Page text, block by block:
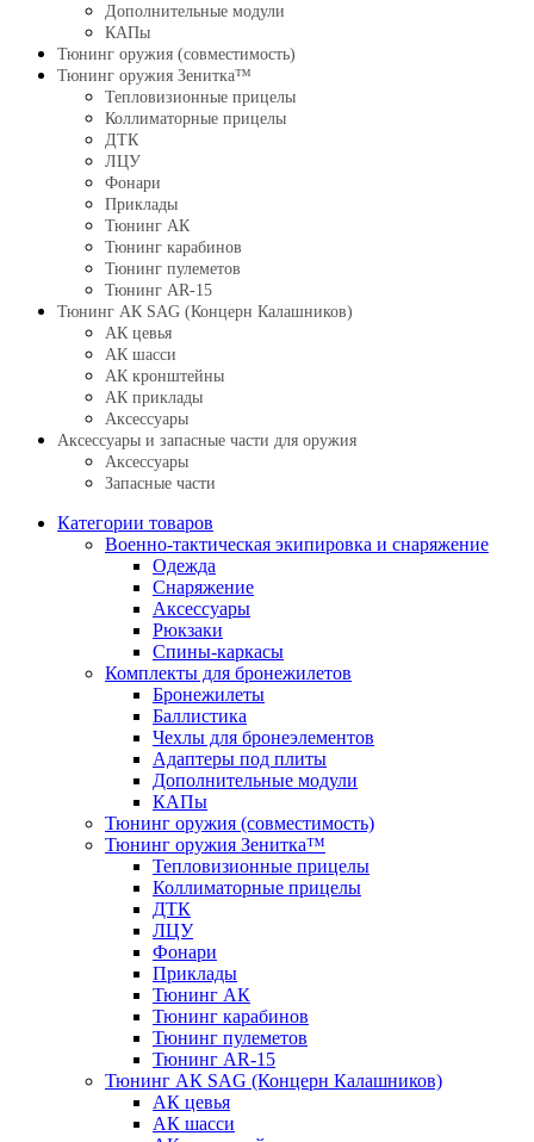
Дополнительные модули
КАПы
Тюнинг оружия (совместимость)
Тюнинг оружия Зенитка™
Тепловизионные прицелы
Коллиматорные прицелы
ДТК
ЛЦУ
Фонари
Приклады
Тюнинг АК
Тюнинг карабинов
Тюнинг пулеметов
Тюнинг AR-15
Тюнинг АК SAG (Концерн Калашников)
АК цевья
АК шасси
АК кронштейны
АК приклады
Аксессуары
Аксессуары и запасные части для оружия
Аксессуары
Запасные части
Категории товаров
Военно-тактическая экипировка и снаряжение
Одежда
Снаряжение
Аксессуары
Рюкзаки
Спины-каркасы
Комплекты для бронежилетов
Бронежилеты
Баллистика
Чехлы для бронеэлементов
Адаптеры под плиты
Дополнительные модули
КАПы
Тюнинг оружия (совместимость)
Тюнинг оружия Зенитка™
Тепловизионные прицелы
Коллиматорные прицелы
ДТК
ЛЦУ
Фонари
Приклады
Тюнинг АК
Тюнинг карабинов
Тюнинг пулеметов
Тюнинг AR-15
Тюнинг АК SAG (Концерн Калашников)
АК цевья
АК шасси